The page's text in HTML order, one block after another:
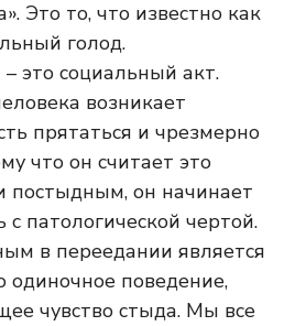
Это то, что известно как
голод.
– это социальный акт.
возникает
прятаться и чрезмерно
что он считает это
постыдным, он начинает
с патологической чертой.
в переедании является
одиночное поведение,
чувство стыда. Мы все